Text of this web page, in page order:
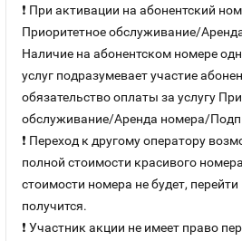
❗ При активации на абонентский
Приоритетное обслуживание/
Наличие на абонентском номере
услуг подразумевает участие
обязательство оплаты за услугу
обслуживание/Аренда номера/
❗ Переход к другому оператору
полной стоимости красивого
стоимости номера не будет,
получится.
❗ Участник акции не имеет право